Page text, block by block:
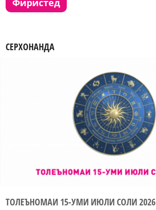
фиристед
СЕРХОНАНДА
ТОЛЕЪНОМАИ 15-УМИ ИЮЛИ СОЛИ 2026